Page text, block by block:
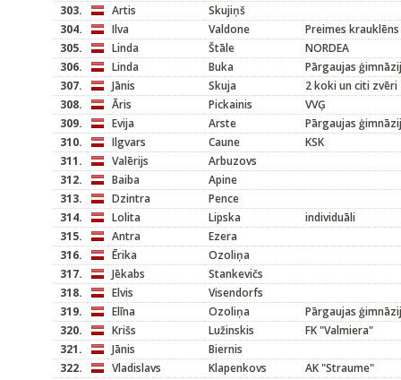
303.
Artis
Skujiņš
304.
Ilva Valdone
Preimes krauklēns
305.
Linda Štāle
NORDEA
306.
Linda Buka
Pārgaujas
307.
Jānis Skuja
2 koki un citi zvēri
308.
Āris Pickainis
VVĢ
309.
Evija Arste
Pārgaujas
310.
Ilgvars Caune
KSK
311.
Valērijs
Arbuzovs
312.
Baiba
Apine
313.
Dzintra
Pence
314.
Lolita Lipska
individuāli
315.
Antra
Ezera
316.
Ērika
Ozoliņa
317.
Jēkabs
Stankevičs
318.
Elvis
Visendorfs
319.
Elīna Ozoliņa
Pārgaujas
320.
Krišs Lužinskis
FK "Valmiera"
321.
Jānis
Biernis
322.
Vladislavs Klapenkovs
AK "Straume"